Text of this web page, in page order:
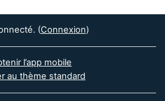
(Connexion)
l’app mobile
au thème standard